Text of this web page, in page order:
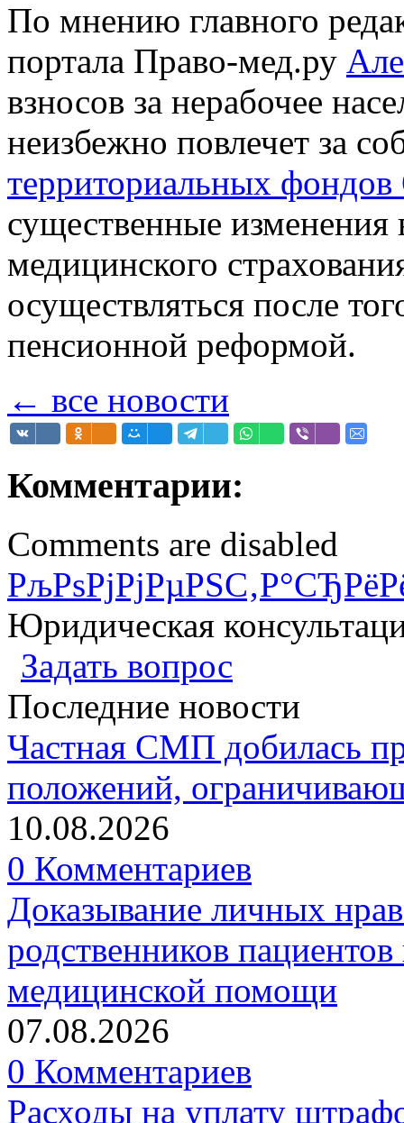
По мнению главного
портала Право-мед.ру
взносов за нерабочее
неизбежно повлечет за
территориальных
существенные изменения
медицинского
осуществляться после
пенсионной реформой.
← все новости
Комментарии:
Comments are disabled
Юридическая
Задать вопрос
Последние новости
Частная СМП добилась
положений,
10.08.2026
0 Комментариев
Доказывание личных
родственников
медицинской помощи
07.08.2026
0 Комментариев
Расходы на уплату